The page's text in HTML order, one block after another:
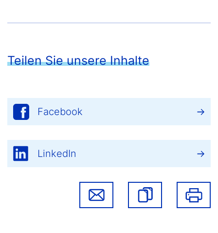
Teilen Sie unsere Inhalte
Facebook
LinkedIn